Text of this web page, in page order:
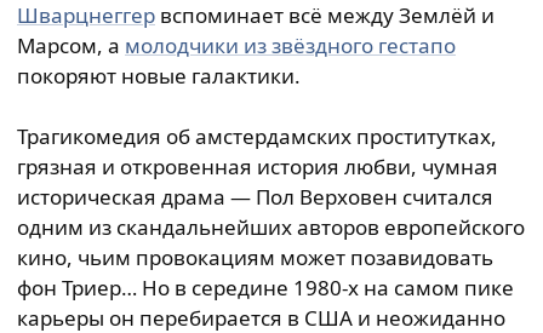
Шварцнеггер вспоминает всё между Землёй и
Марсом, а молодчики из звёздного гестапо
покоряют новые галактики.
Трагикомедия об амстердамских проститутках,
грязная и откровенная история любви, чумная
историческая драма — Пол Верховен считался
одним из скандальнейших авторов европейского
кино, чьим провокациям может позавидовать
фон Триер… Но в середине 1980-х на самом пике
карьеры он перебирается в США и неожиданно